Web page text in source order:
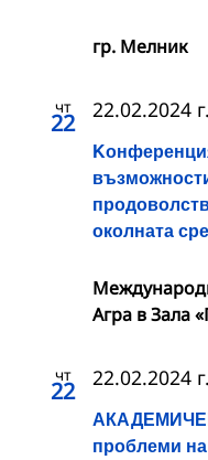
гр. Мелник
чт
22
околната
22.02.2024
Агра в Зала
чт
22
проблеми на
22.02.2024